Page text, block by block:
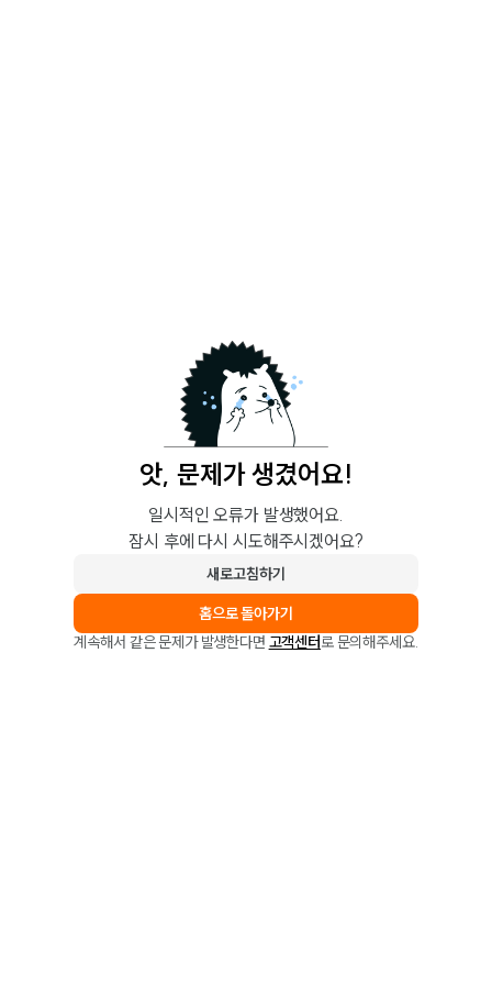
앗, 문제가 생겼어요!
일시적인 오류가 발생했어요.
잠시 후에 다시 시도해주시겠어요?
새로고침하기
홈으로 돌아가기
계속해서 같은 문제가 발생한다면 고객센터로 문의해주세요.